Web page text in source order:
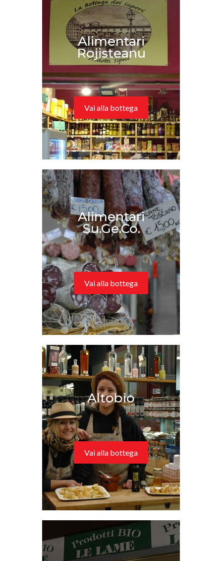
Alimentari
Rojisteanu
Vai alla bottega
Alimentari
Su.Ge.Co.
Vai alla bottega
Altobio
Vai alla bottega